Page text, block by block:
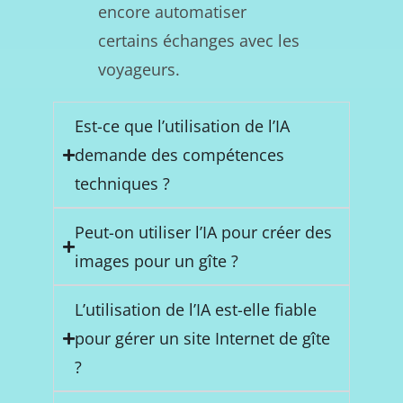
encore automatiser
certains échanges avec les
voyageurs.
Est-ce que l’utilisation de l’IA
demande des compétences
techniques ?
Peut-on utiliser l’IA pour créer des
images pour un gîte ?
L’utilisation de l’IA est-elle fiable
pour gérer un site Internet de gîte
?